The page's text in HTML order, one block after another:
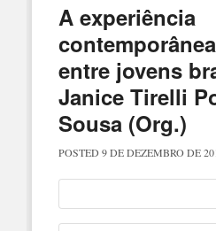
A experiência
entre jovens
Janice Tirelli
Sousa (Org.)
POSTED 9 DE DEZEMBRO DE